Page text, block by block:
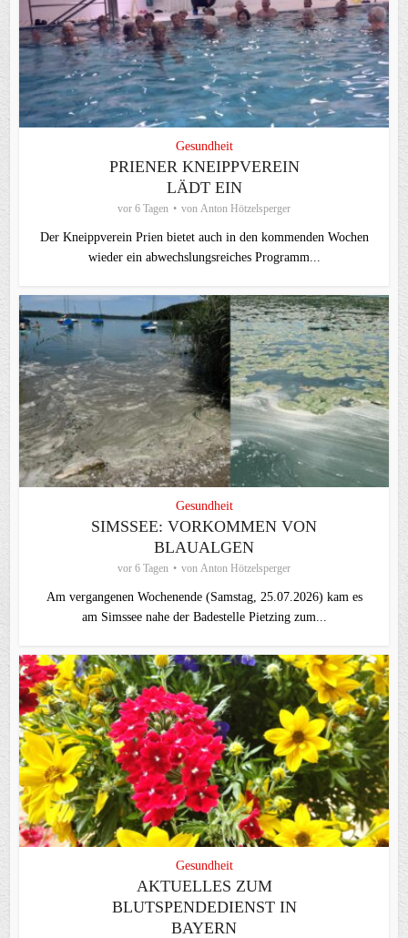
Gesundheit
PRIENER KNEIPPVEREIN
LÄDT EIN
vor 6 Tagen von Anton Hötzelsperger
Der Kneippverein Prien bietet auch in den kommenden Wochen
wieder ein abwechslungsreiches Programm...
Gesundheit
SIMSSEE: VORKOMMEN VON
BLAUALGEN
vor 6 Tagen von Anton Hötzelsperger
Am vergangenen Wochenende (Samstag, 25.07.2026) kam es
am Simssee nahe der Badestelle Pietzing zum...
Gesundheit
AKTUELLES ZUM
BLUTSPENDEDIENST IN
BAYERN